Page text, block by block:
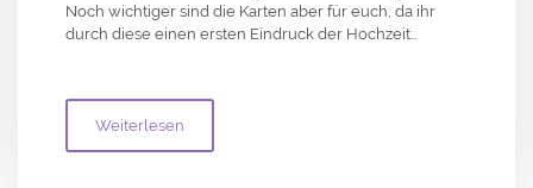
Noch wichtiger sind die Karten aber für euch, da ihr
durch diese einen ersten Eindruck der Hochzeit…
Weiterlesen